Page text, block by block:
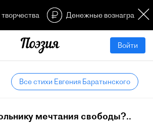
Денежные
Войти
Все стихи Евгения Баратынского
мечтания свободы?..